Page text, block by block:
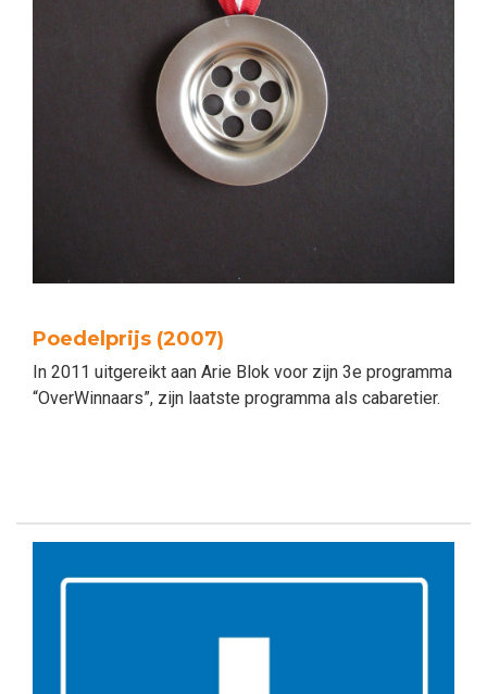
Poedelprijs (2007)
In 2011 uitgereikt aan Arie Blok voor zijn 3e programma
“OverWinnaars”, zijn laatste programma als cabaretier.